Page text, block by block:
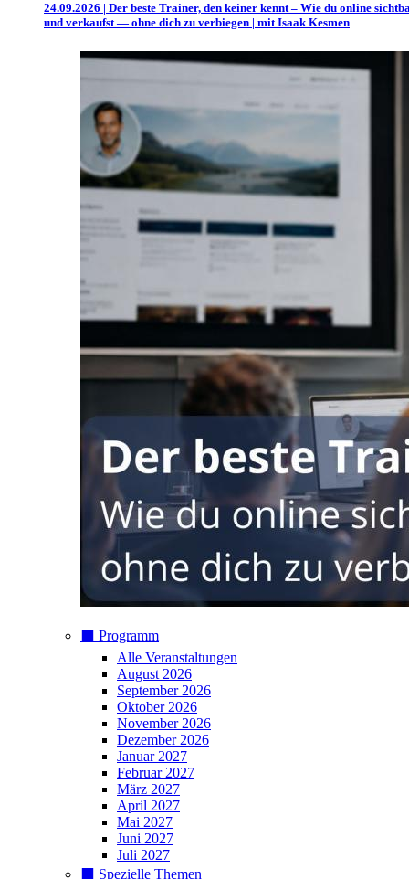
24.09.2026 | Der beste Trainer, den keiner kennt – Wie du online
und verkaufst — ohne dich zu verbiegen | mit Isaak Kesmen
⬛️ Programm
Alle Veranstaltungen
August 2026
September 2026
Oktober 2026
November 2026
Dezember 2026
Januar 2027
Februar 2027
März 2027
April 2027
Mai 2027
Juni 2027
Juli 2027
⬛️ Spezielle Themen